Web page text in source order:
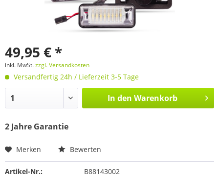
49,95 € *
inkl. MwSt.zzgl. Versandkosten
Versandfertig 24h / Lieferzeit 3-5 Tage
In den Warenkorb
2 Jahre Garantie
Merken Bewerten
Artikel-Nr.:
B88143002